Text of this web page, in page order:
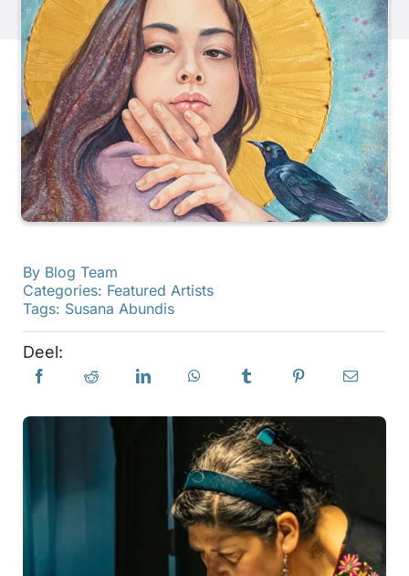
Producten
Evenementen
Blog
Bronnen
Vind een winkel
Neem contact met ons op
By Blog Team
Categories: Featured Artists
Tags: Susana Abundis
Deel: